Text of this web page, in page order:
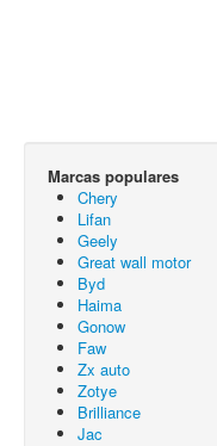
Marcas populares
Chery
Lifan
Geely
Great wall motor
Byd
Haima
Gonow
Faw
Zx auto
Zotye
Brilliance
Jac